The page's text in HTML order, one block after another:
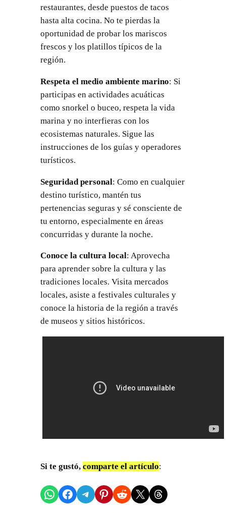
restaurantes, desde puestos de tacos
hasta alta cocina. No te pierdas la
oportunidad de probar los mariscos
frescos y los platillos típicos de la
región.
Respeta el medio ambiente marino: Si
participas en actividades acuáticas
como snorkel o buceo, respeta la vida
marina y no interfieras con los
ecosistemas naturales. Sigue las
instrucciones de los guías y operadores
turísticos.
Seguridad personal: Como en cualquier
destino turístico, mantén tus
pertenencias seguras y sé consciente de
tu entorno, especialmente en áreas
concurridas y durante la noche.
Conoce la cultura local: Aprovecha
para aprender sobre la cultura y las
tradiciones locales. Visita mercados
locales, asiste a festivales culturales y
conoce la historia de la región a través
de museos y sitios históricos.
Si te gustó, comparte el artículo:
Compartir en WhatsApp
Compartir en Facebook
Compartir en Telegram
Compartir en Pinterest
Compartir en Reddit
Compartir en X Share on Threads